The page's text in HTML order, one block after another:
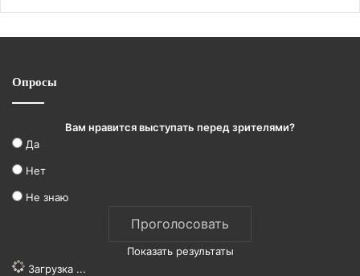
Опросы
Вам нравится выступать перед зрителями?
Да
Нет
Не знаю
Показать результаты
Загрузка ...